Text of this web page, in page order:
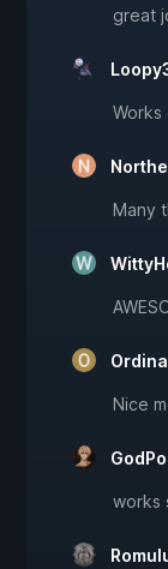
great
Works
Many
Nice
works